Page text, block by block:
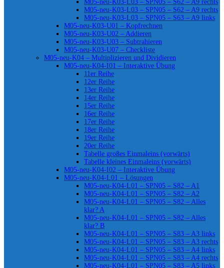
M05-neu-K03-L03 – SPN05 – S62 – A9 rechts
M05-neu-K03-L03 – SPN05 – S62 – A9 rechts
M05-neu-K03-L03 – SPN05 – S63 – A9 links
M05-neu-K03-U01 – Kopfrechnen
M05-neu-K03-U02 – Addieren
M05-neu-K03-U03 – Subtrahieren
M05-neu-K03-U07 – Checkliste
M05-neu-K04 – Multiplizieren und Dividieren
M05-neu-K04-I01 – Interaktive Übung
11er Reihe
12er Reihe
13er Reihe
14er Reihe
15er Reihe
16er Reihe
17er Reihe
18er Reihe
19er Reihe
20er Reihe
Tabelle großes Einmaleins (vorwärts)
Tabelle kleines Einmaleins (vorwärts)
M05-neu-K04-I02 – Interaktive Übung
M05-neu-K04-L01 – Lösungen
M05-neu-K04-L01 – SPN05 – S82 – A1
M05-neu-K04-L01 – SPN05 – S82 – A2
M05-neu-K04-L01 – SPN05 – S82 – Alles
klar? A
M05-neu-K04-L01 – SPN05 – S82 – Alles
klar? B
M05-neu-K04-L01 – SPN05 – S83 – A3 links
M05-neu-K04-L01 – SPN05 – S83 – A3 rechts
M05-neu-K04-L01 – SPN05 – S83 – A4 links
M05-neu-K04-L01 – SPN05 – S83 – A4 rechts
M05-neu-K04-L01 – SPN05 – S83 – A5 links